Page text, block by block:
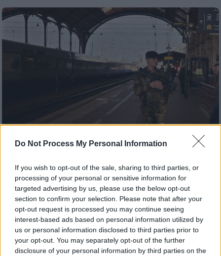
Do Not Process My Personal Information
If you wish to opt-out of the sale, sharing to third parties, or
processing of your personal or sensitive information for
targeted advertising by us, please use the below opt-out
section to confirm your selection. Please note that after your
opt-out request is processed you may continue seeing
interest-based ads based on personal information utilized by
us or personal information disclosed to third parties prior to
your opt-out. You may separately opt-out of the further
disclosure of your personal information by third parties on the
Κόσμος|27.12.2018 22:29
Στρασβούργο: Ψεύτικος συναγερμός για
βόμβα στον σταθμό των τρένων
Εκκενώθηκαν και αποκλείστηκαν οι
εγκαταστάσεις για σχεδόν δύο ώρες